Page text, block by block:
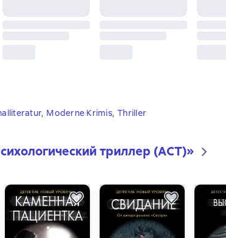
, Moderne Krimis, Thriller
триллер (АСТ)»